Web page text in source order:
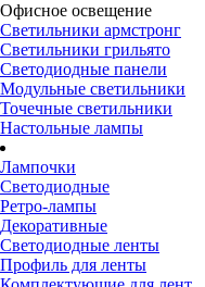
Офисное освещение
Светильники армстронг
Светильники грильято
Светодиодные панели
Модульные светильники
Точечные светильники
Настольные лампы
Лампочки
Светодиодные
Ретро-лампы
Декоративные
Светодиодные ленты
Профиль для ленты